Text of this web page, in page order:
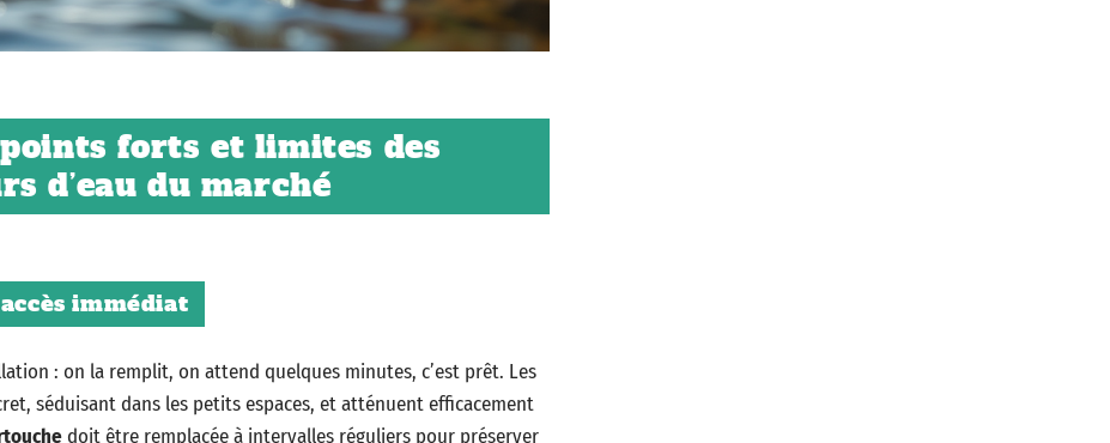
forts et limites des
d’eau du marché
immédiat
: on la remplit, on attend quelques minutes, c’est prêt. Les
séduisant dans les petits espaces, et atténuent efficacement
doit être remplacée à intervalles réguliers pour préserver